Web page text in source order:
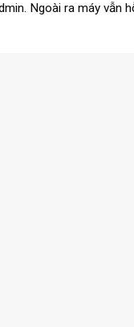
Ngoài ra máy vẫn